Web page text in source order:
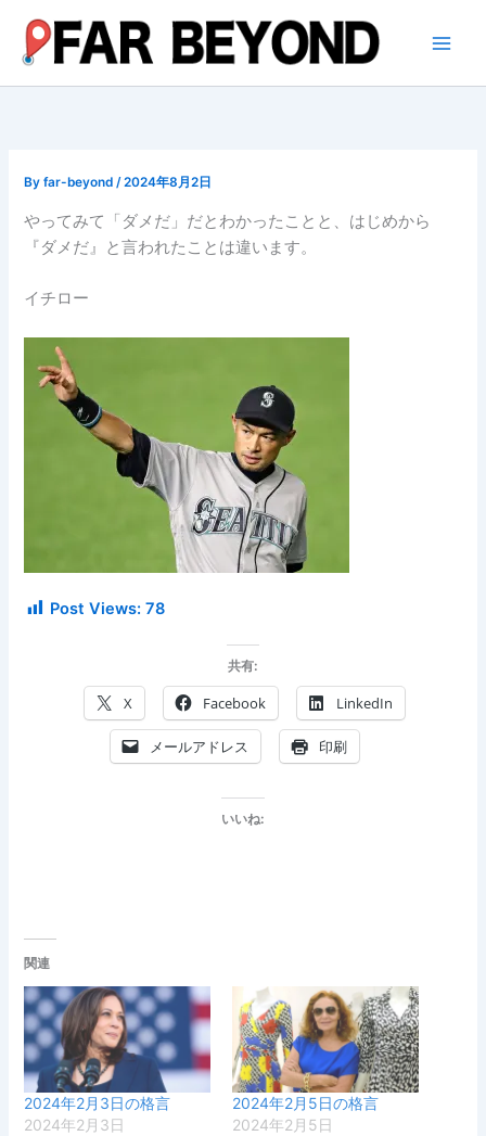
ス
Byfar-beyond/2024年8月2日
やってみて「ダメだ」だとわかったことと、はじめから
『ダメだ』と言われたことは違います。
イチロー
Post Views: 78
共有:
X Facebook LinkedIn
メールアドレス 印刷
いいね:
関連
2024年2月3日の格言
2024年2月3日
2024年2月5日の格言
2024年2月5日